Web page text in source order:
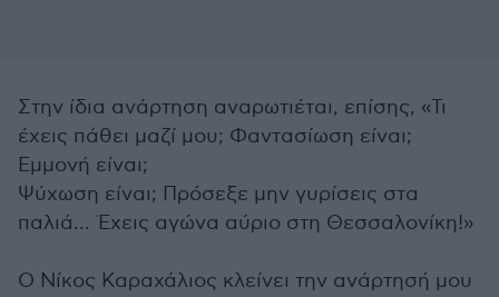
Στην ίδια ανάρτηση αναρωτιέται, επίσης, «Τι
έχεις πάθει μαζί μου; Φαντασίωση είναι;
Εμμονή είναι;
Ψύχωση είναι; Πρόσεξε μην γυρίσεις στα
παλιά... Έχεις αγώνα αύριο στη Θεσσαλονίκη!»
Ο Νίκος Καραχάλιος κλείνει την ανάρτησή μου